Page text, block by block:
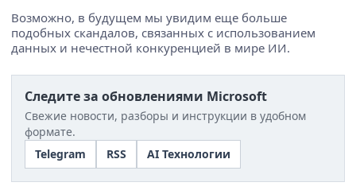
Возможно, в будущем мы увидим еще больше
подобных скандалов, связанных с использованием
данных и нечестной конкуренцией в мире ИИ.
Следите за обновлениями Microsoft
Свежие новости, разборы и инструкции в удобном
формате.
Telegram
RSS AI Технологии